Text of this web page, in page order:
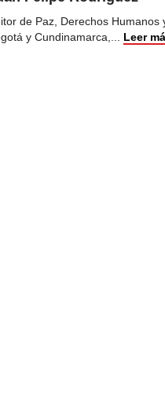
de Paz, Derechos
y Cundinamarca,... Leer